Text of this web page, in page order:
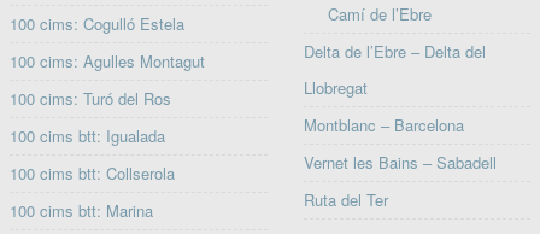
100 cims: Cogulló Estela
100 cims: Agulles Montagut
100 cims: Turó del Ros
100 cims btt: Igualada
100 cims btt: Collserola
100 cims btt: Marina
Camí de l’Ebre
Delta de l’Ebre – Delta del
Llobregat
Montblanc – Barcelona
Vernet les Bains – Sabadell
Ruta del Ter